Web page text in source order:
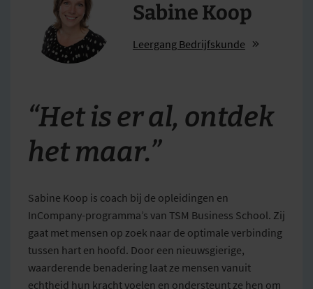
Sabine Koop
Leergang Bedrijfskunde
“Het is er al, ontdek
het maar.”
Sabine Koop is coach bij de opleidingen en
InCompany-programma’s van TSM Business School. Zij
gaat met mensen op zoek naar de optimale verbinding
tussen hart en hoofd. Door een nieuwsgierige,
waarderende benadering laat ze mensen vanuit
echtheid hun kracht voelen en ondersteunt ze hen om